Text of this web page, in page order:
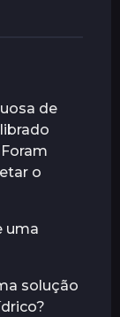
de
o
uma
solução